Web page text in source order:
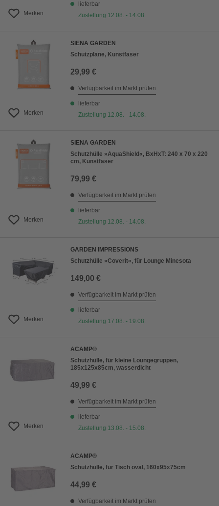
Merken
lieferbar
Zustellung 12.08. - 14.08.
Merken
SIENA GARDEN
Schutzplane, Kunstfaser
29,99 €
Verfügbarkeit im Markt prüfen
lieferbar
Zustellung 12.08. - 14.08.
Merken
SIENA GARDEN
Schutzhülle »AquaShield«, BxHxT: 240 x 70 x 220
cm, Kunstfaser
79,99 €
Verfügbarkeit im Markt prüfen
lieferbar
Zustellung 12.08. - 14.08.
Merken
GARDEN IMPRESSIONS
Schutzhülle »Coverit«, für Lounge Minesota
149,00 €
Verfügbarkeit im Markt prüfen
lieferbar
Zustellung 17.08. - 19.08.
Merken
ACAMP®
Schutzhülle, für kleine Loungegruppen,
185x125x85cm, wasserdicht
49,99 €
Verfügbarkeit im Markt prüfen
lieferbar
Zustellung 13.08. - 15.08.
ACAMP®
Schutzhülle, für Tisch oval, 160x95x75cm
44,99 €
Verfügbarkeit im Markt prüfen